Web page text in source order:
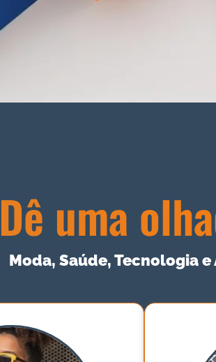
Dê uma
Moda, Saúde, Tecnologia